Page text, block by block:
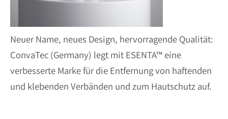
Neuer Name, neues Design, hervorragende Qualität:
ConvaTec (Germany) legt mit ESENTA™ eine
verbesserte Marke für die Entfernung von haftenden
und klebenden Verbänden und zum Hautschutz auf.